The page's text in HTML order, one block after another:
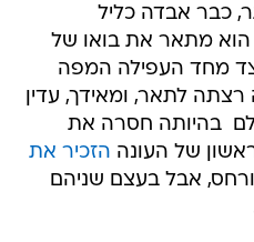
כבר אבדה כליל
מתאר את בואו של
מחד העפילה המפה
לתאר, ומאידך, עדין
 בהיותה חסרה את
של העונה הזכיר את
אבל בעצם שניהם